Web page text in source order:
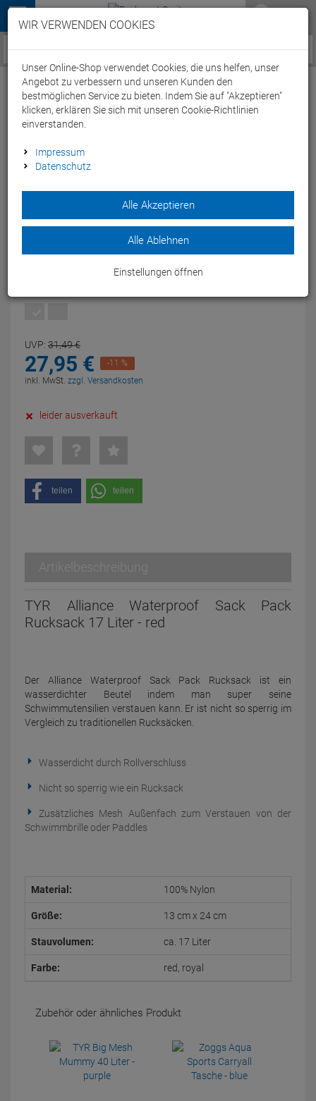
Menü
Service / Hilfe
TYR Alliance Waterproof Sack Pack
Rucksack 17 Liter - red
Der Alliance Waterproof Sack Pack Rucksack ist ein
wasserdichter Beutel indem man super seine
UVP: 31,49€
27,95 €
-11 %
inkl. MwSt. zzgl. Versandkosten
leider ausverkauft
teilen teilen
Artikelbeschreibung
TYR Alliance Waterproof Sack Pack
Rucksack 17 Liter - red
Der Alliance Waterproof Sack Pack Rucksack ist ein
wasserdichter Beutel indem man super seine
Schwimmutensilien verstauen kann. Er ist nicht so sperrig im
Vergleich zu traditionellen Rucksäcken.
Wasserdicht durch Rollverschluss
Nicht so sperrig wie ein Rucksack
Zusätzliches Mesh Außenfach zum Verstauen von der
Schwimmbrille oder Paddles
Material: 100% Nylon
Größe: 13 cm x 24 cm
Stauvolumen: ca. 17 Liter
Farbe: red, royal
Zubehör oder ähnliches Produkt
WIR VERWENDEN COOKIES
Unser Online-Shop verwendet Cookies, die uns helfen, unser
Angebot zu verbessern und unseren Kunden den
bestmöglichen Service zu bieten. Indem Sie auf "Akzeptieren"
klicken, erklären Sie sich mit unseren Cookie-Richtlinien
einverstanden.
Impressum
Datenschutz
Alle Akzeptieren
Alle Ablehnen
Einstellungen öffnen